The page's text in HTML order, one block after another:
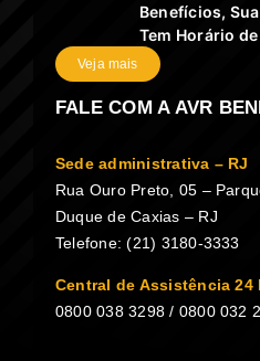
Benefícios,
Tem Horário
Veja mais
FALE COM A AVR
Sede administrativa – RJ
Rua Ouro Preto, 05 –
Duque de Caxias – RJ
Telefone: (21) 3180-3333
Central de Assistência 24
0800 038 3298 / 0800 032